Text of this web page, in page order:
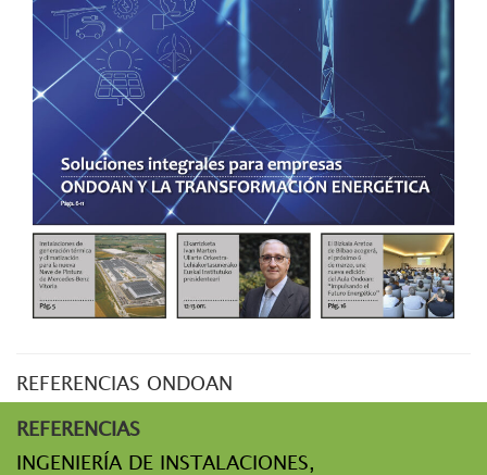
REFERENCIAS ONDOAN
REFERENCIAS
INGENIERÍA DE INSTALACIONES,